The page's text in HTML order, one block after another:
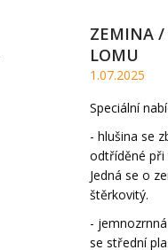
ZEMINA /
LOMU
1.07.2025
Speciální
- hlušina se
odtříděné při
Jedná se o
štěrkovitý.
-
se střední